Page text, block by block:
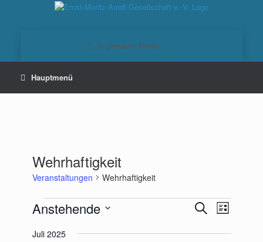
Wehrhaftigkeit
Veranstaltungen Wehrhaftigkeit
Veranstaltungen
Veranstaltungen
Suche
Suche
Ansichten-
Liste
Anstehende
wählen.
Juli 2025